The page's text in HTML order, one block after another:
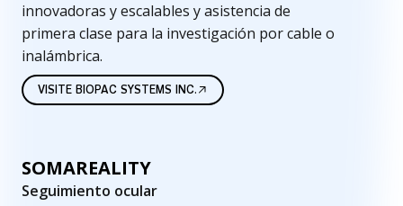
innovadoras y escalables y asistencia de
primera clase para la investigación por cable o
inalámbrica.
VISITE BIOPAC SYSTEMS INC.
SOMAREALITY
Seguimiento ocular